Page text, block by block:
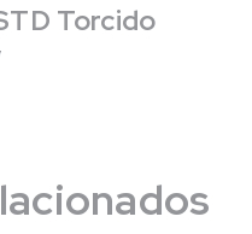
Torcido